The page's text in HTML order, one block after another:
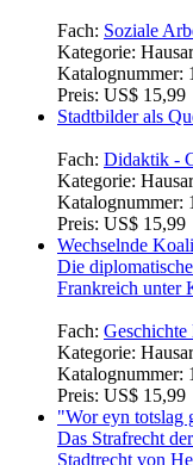
Fach: Soziale
Kategorie:
Katalognummer:
Preis: US$ 15,99
Stadtbilder als
Fach: Didaktik -
Kategorie:
Katalognummer:
Preis: US$ 15,99
Wechselnde
Die
Frankreich unter
Fach:
Kategorie:
Katalognummer:
Preis: US$ 15,99
"Wor eyn totslag
Das Strafrecht
Stadtrecht von